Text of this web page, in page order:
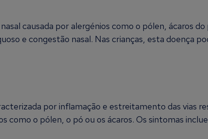
causada por alergénios como o pólen, ácaros
e congestão nasal. Nas crianças, esta doença
por inflamação e estreitamento das vias
como o pólen, o pó ou os ácaros. Os sintomas